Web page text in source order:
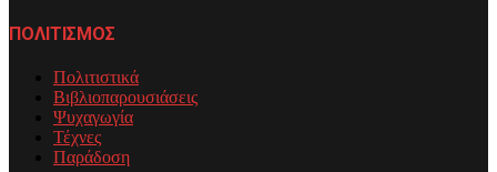
ΠΟΛΙΤΙΣΜΟΣ
Πολιτιστικά
Βιβλιοπαρουσιάσεις
Ψυχαγωγία
Τέχνες
Παράδοση